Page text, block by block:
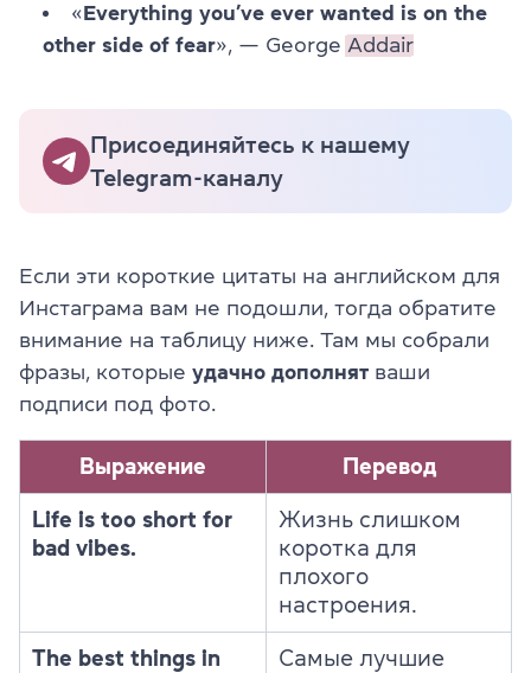
«Everything you’ve ever wanted is on the
other side of fear», — George Addair
Присоединяйтесь к нашему
Telegram-каналу
Если эти короткие цитаты на английском для
Инстаграма вам не подошли, тогда обратите
внимание на таблицу ниже. Там мы собрали
фразы, которые удачно дополнят ваши
подписи под фото.
Выражение Перевод
Life is too short for
bad vibes.
Жизнь слишком
коротка для
плохого
настроения.
The best things in
Самые лучшие